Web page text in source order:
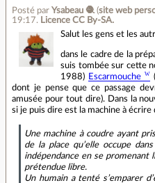
Posté par Ysabeau 🧶 (site web
19:17. Licence CC By‑SA.
Salut les gens et les
dans le cadre de la
suis tombée sur cette
1988) Escarmouche
dont je pense que ce passage
amusée pour tout dire). Dans la
si je puis dire est la machine à
Une machine à coudre ayant
de la place qu’elle occupe
indépendance en se
prétendue libre.
Un humain a tenté s’emparer